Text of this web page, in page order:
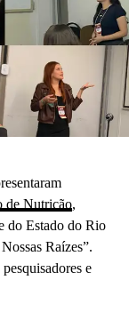
de Nutrição,
do Estado do Rio
Raízes”.
e